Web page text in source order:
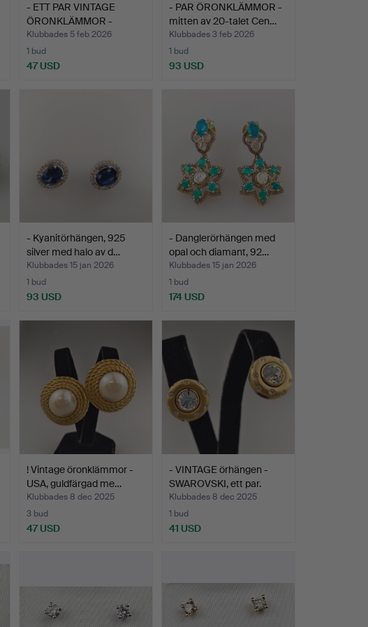
- ETT PAR VINTAGE
ÖRONKLÄMMOR -
HENKEL & G…
Klubbades 5 feb 2026
1 bud
47 USD
- PAR ÖRONKLÄMMOR -
mitten av 20-talet Cen…
Klubbades 3 feb 2026
1 bud
93 USD
- Kyanitörhängen, 925
silver med halo av d…
Klubbades 15 jan 2026
1 bud
93 USD
- Danglerörhängen med
opal och diamant, 92…
Klubbades 15 jan 2026
1 bud
174 USD
! Vintage öronklämmor -
USA, guldfärgad me…
Klubbades 8 dec 2025
3 bud
47 USD
- VINTAGE örhängen -
SWAROVSKI, ett par.
Klubbades 8 dec 2025
1 bud
41 USD